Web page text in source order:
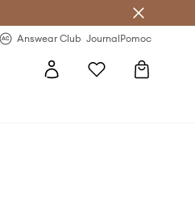
Answear Club JournalPomoc